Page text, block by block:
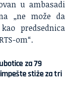
u ambasadi
„ne može da
predsednica
om“.
za 79
stiže za tri